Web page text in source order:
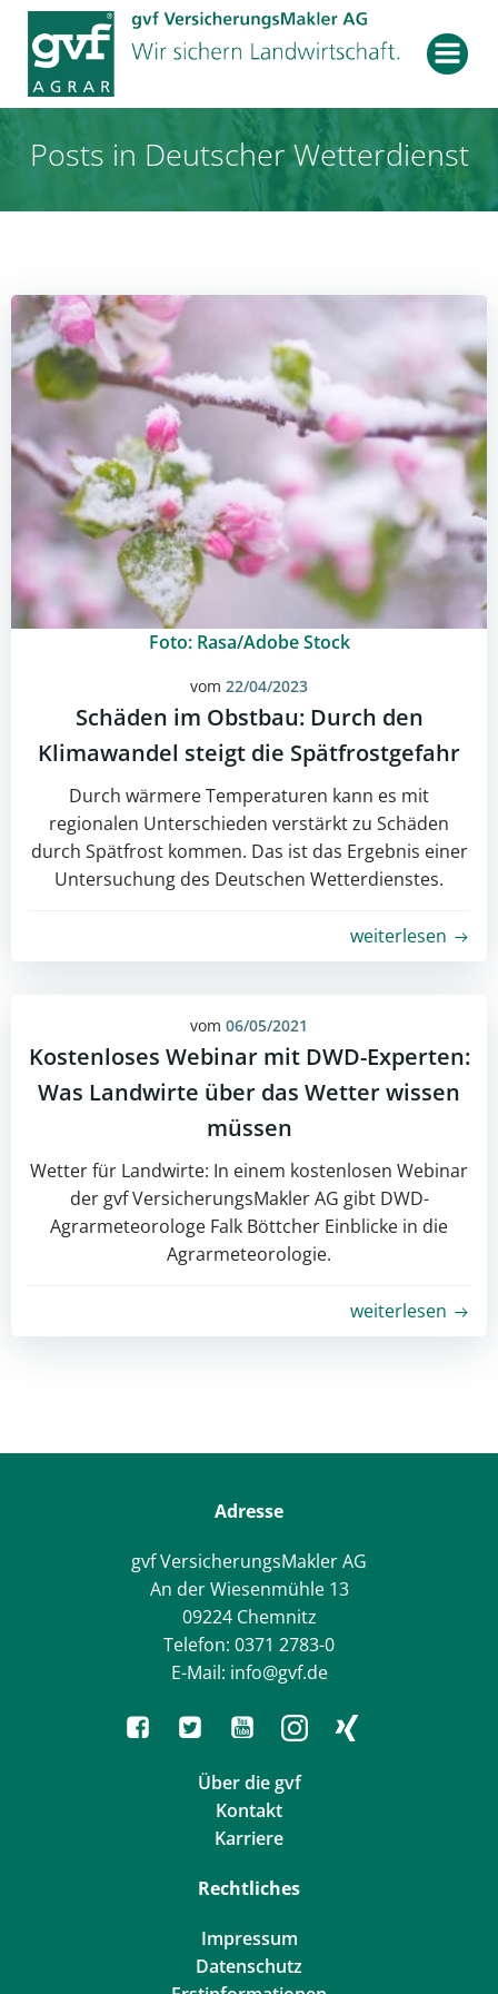
Zum
Inhalt
springen
Posts in Deutscher Wetterdienst
Foto: Rasa/Adobe Stock
vom 22/04/2023
Schäden im Obstbau: Durch den
Klimawandel steigt die Spätfrostgefahr
Durch wärmere Temperaturen kann es mit
regionalen Unterschieden verstärkt zu Schäden
durch Spätfrost kommen. Das ist das Ergebnis einer
Untersuchung des Deutschen Wetterdienstes.
weiterlesen
vom 06/05/2021
Kostenloses Webinar mit DWD-Experten:
Was Landwirte über das Wetter wissen
müssen
Wetter für Landwirte: In einem kostenlosen Webinar
der gvf VersicherungsMakler AG gibt DWD-
Agrarmeteorologe Falk Böttcher Einblicke in die
Agrarmeteorologie.
weiterlesen
Adresse
gvf VersicherungsMakler AG
An der Wiesenmühle 13
09224 Chemnitz
Telefon: 0371 2783-0
E-Mail: info@gvf.de
Über die gvf
Kontakt
Karriere
Rechtliches
Impressum
Datenschutz